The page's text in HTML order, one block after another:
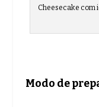
Cheesecake com
Modo de